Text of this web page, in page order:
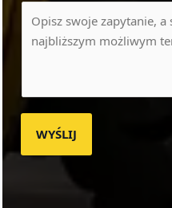
WYŚLIJ